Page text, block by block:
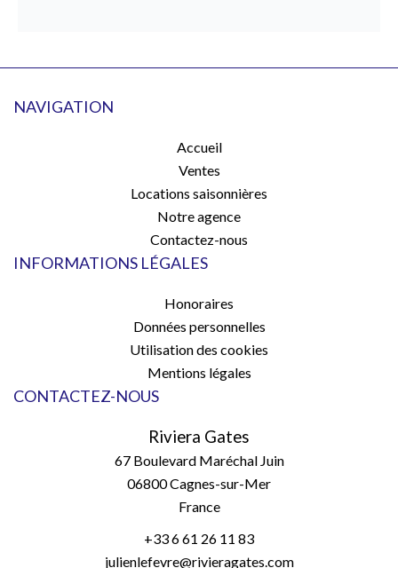
NAVIGATION
Accueil
Ventes
Locations saisonnières
Notre agence
Contactez-nous
INFORMATIONS LÉGALES
Honoraires
Données personnelles
Utilisation des cookies
Mentions légales
CONTACTEZ-NOUS
Riviera Gates
67 Boulevard Maréchal Juin
06800Cagnes-sur-Mer
France
+33 6 61 26 11 83
julienlefevre@rivieragates.com